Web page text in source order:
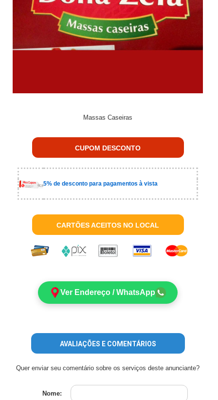
Massas Caseiras
CUPOM DESCONTO
5% de desconto para pagamentos à vista
CARTÕES ACEITOS NO LOCAL
Ver Endereço / WhatsApp
AVALIAÇÕES E COMENTÁRIOS
Quer enviar seu comentário sobre os serviços deste anunciante?
Nome: